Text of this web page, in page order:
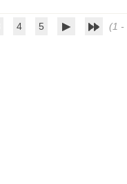
4 5 (1 -